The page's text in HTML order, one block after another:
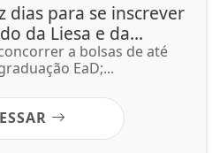
dias para se inscrever
da Liesa e da...
a bolsas de até
EaD;...